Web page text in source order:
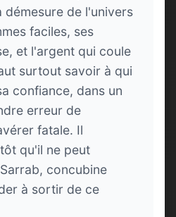
démesure de l'univers
faciles, ses
et l'argent qui coule
surtout savoir à qui
confiance, dans un
erreur de
fatale. Il
qu'il ne peut
concubine
à sortir de ce